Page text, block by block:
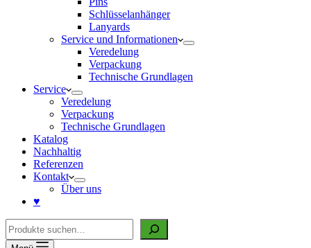
Schlüsselanhänger
Lanyards
Service und Informationen
Veredelung
Verpackung
Technische Grundlagen
Service
Veredelung
Verpackung
Technische Grundlagen
Katalog
Nachhaltig
Referenzen
Kontakt
Über uns
♥
Suche